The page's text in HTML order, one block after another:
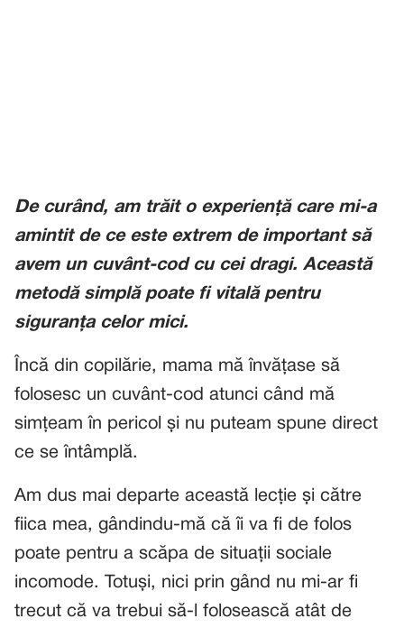
De curând, am trăit o experiență care mi-a
amintit de ce este extrem de important să
avem un cuvânt-cod cu cei dragi. Această
metodă simplă poate fi vitală pentru
siguranța celor mici.
Încă din copilărie, mama mă învățase să
folosesc un cuvânt-cod atunci când mă
simțeam în pericol și nu puteam spune direct
ce se întâmplă.
Am dus mai departe această lecție și către
fiica mea, gândindu-mă că îi va fi de folos
poate pentru a scăpa de situații sociale
incomode. Totuși, nici prin gând nu mi-ar fi
trecut că va trebui să-l folosească atât de